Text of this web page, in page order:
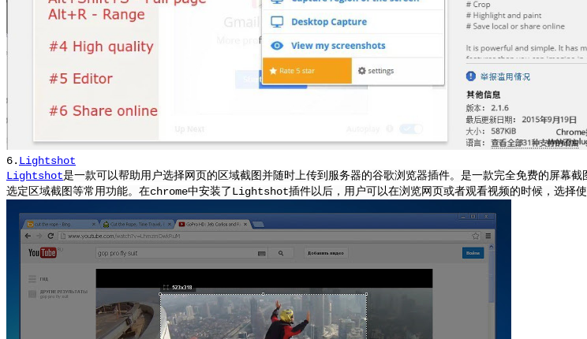
6. Lightshot
Lightshot是一款可以帮助用户选择网页的区域截图并随时上传到服务器的谷歌浏览器插件。是一款完全免费的屏幕
选定区域截图等常用功能。在chrome中安装了Lightshot插件以后，用户可以在浏览网页或者观看视频的时候，选择